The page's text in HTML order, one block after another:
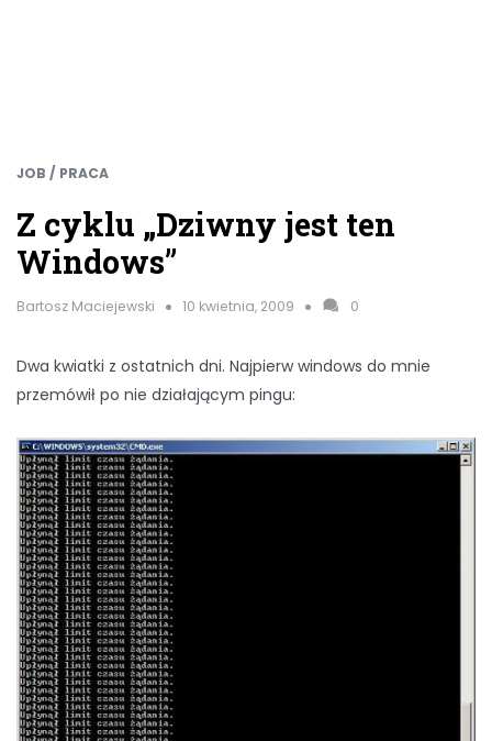
JOB / PRACA
Z cyklu „Dziwny jest ten
Windows”
Bartosz Maciejewski 10 kwietnia, 2009 0
Dwa kwiatki z ostatnich dni. Najpierw windows do mnie
przemówił po nie działającym pingu: